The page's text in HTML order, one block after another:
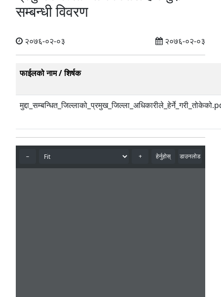
सम्बन्धी विवरण
२०७६-०२-०३ २०७६-०२-०३
फाईलको नाम / शिर्षक